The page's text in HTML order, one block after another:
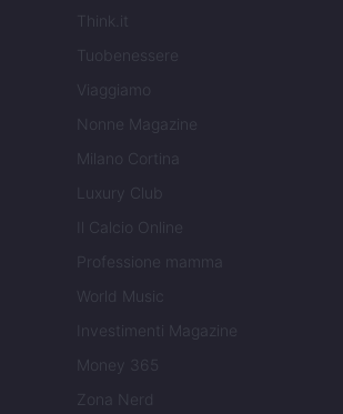
Think.it
Tuobenessere
Viaggiamo
Nonne Magazine
Milano Cortina
Luxury Club
Il Calcio Online
Professione mamma
World Music
Investimenti Magazine
Money 365
Zona Nerd